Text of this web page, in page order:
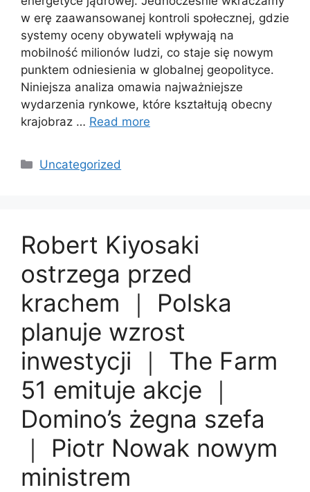
w erę zaawansowanej kontroli społecznej, gdzie
systemy oceny obywateli wpływają na
mobilność milionów ludzi, co staje się nowym
punktem odniesienia w globalnej geopolityce.
Niniejsza analiza omawia najważniejsze
wydarzenia rynkowe, które kształtują obecny
krajobraz … Read more
Categories
Uncategorized
Robert Kiyosaki
ostrzega przed
krachem ｜ Polska
planuje wzrost
inwestycji ｜ The Farm
51 emituje akcje ｜
Domino’s żegna szefa
｜ Piotr Nowak nowym
ministrem